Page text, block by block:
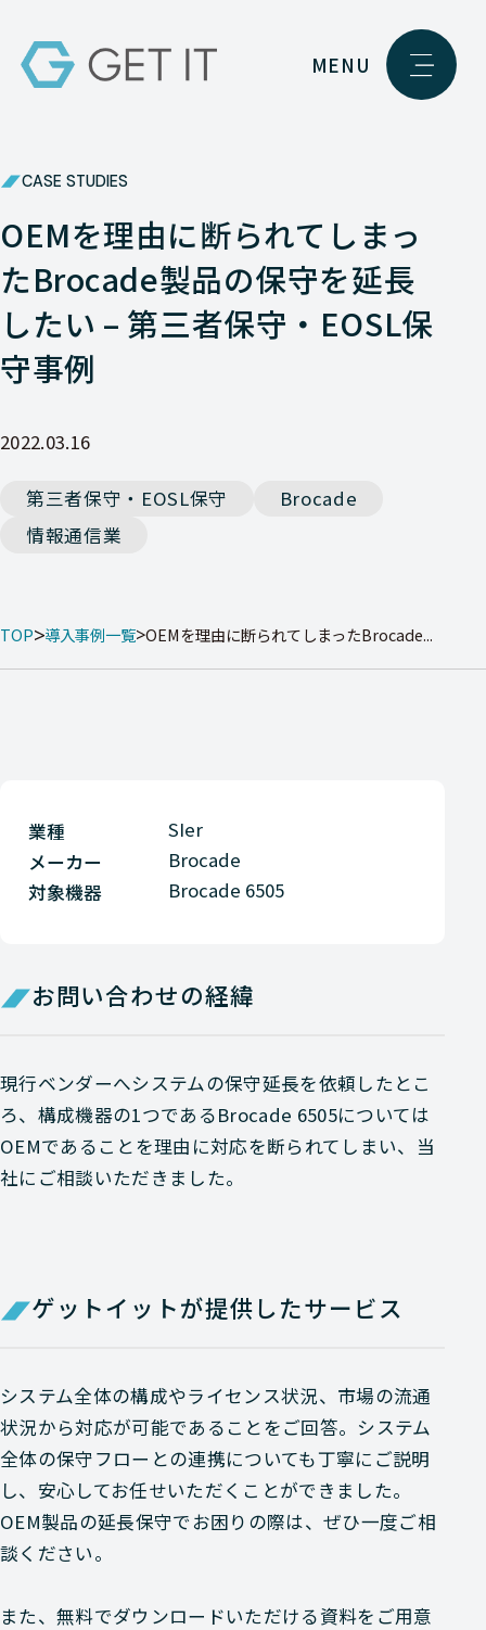
MENU
CASE STUDIES
OEMを理由に断られてしまっ
たBrocade製品の保守を延長
したい – 第三者保守・EOSL保
守事例
2022.03.16
第三者保守・EOSL保守
Brocade
情報通信業
TOP 導入事例一覧 OEMを理由に断られてしまったBrocade...
業種
SIer
メーカー
Brocade
対象機器
Brocade 6505
お問い合わせの経緯
現行ベンダーへシステムの保守延長を依頼したとこ
ろ、構成機器の1つであるBrocade 6505については
OEMであることを理由に対応を断られてしまい、当
社にご相談いただきました。
ゲットイットが提供したサービス
システム全体の構成やライセンス状況、市場の流通
状況から対応が可能であることをご回答。システム
全体の保守フローとの連携についても丁寧にご説明
し、安心してお任せいただくことができました。
OEM製品の延長保守でお困りの際は、ぜひ一度ご相
談ください。
また、無料でダウンロードいただける資料をご用意